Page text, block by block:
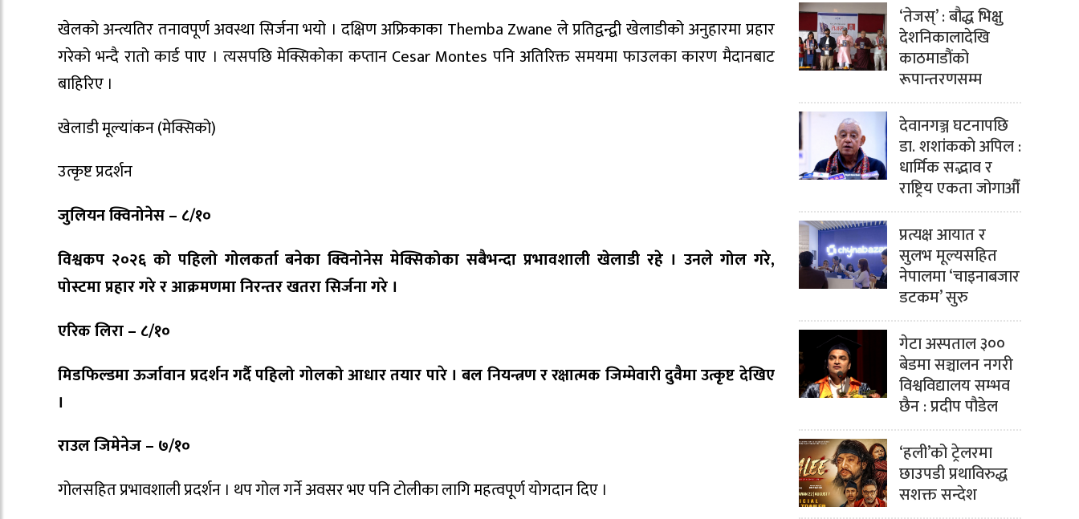
खेलको अन्त्यतिर तनावपूर्ण अवस्था सिर्जना भयो । दक्षिण अफ्रिकाका Themba Zwane ले प्रतिद्वन्द्वी खेलाडीको अनुहारमा प्रहार
गरेको भन्दै रातो कार्ड पाए । त्यसपछि मेक्सिकोका कप्तान Cesar Montes पनि अतिरिक्त समयमा फाउलका कारण मैदानबाट
बाहिरिए ।
खेलाडी मूल्यांकन (मेक्सिको)
उत्कृष्ट प्रदर्शन
जुलियन क्विनोनेस – ८/१०
विश्वकप २०२६ को पहिलो गोलकर्ता बनेका क्विनोनेस मेक्सिकोका सबैभन्दा प्रभावशाली खेलाडी रहे । उनले गोल गरे,
पोस्टमा प्रहार गरे र आक्रमणमा निरन्तर खतरा सिर्जना गरे ।
एरिक लिरा – ८/१०
मिडफिल्डमा ऊर्जावान प्रदर्शन गर्दै पहिलो गोलको आधार तयार पारे । बल नियन्त्रण र रक्षात्मक जिम्मेवारी दुवैमा उत्कृष्ट देखिए
।
राउल जिमेनेज – ७/१०
गोलसहित प्रभावशाली प्रदर्शन । थप गोल गर्ने अवसर भए पनि टोलीका लागि महत्वपूर्ण योगदान दिए ।
‘तेजस्’ : बौद्ध भिक्षु
देशनिकालादेखि
काठमाडौंको
रूपान्तरणसम्म
देवानगञ्ज घटनापछि
डा. शशांककाे अपिल :
धार्मिक सद्भाव र
राष्ट्रिय एकता जोगाऔँ
प्रत्यक्ष आयात र
सुलभ मूल्यसहित
नेपालमा ‘चाइनाबजार
डटकम’ सुरु
गेटा अस्पताल ३००
बेडमा सञ्चालन नगरी
विश्वविद्यालय सम्भव
छैन : प्रदीप पौडेल
‘हली’को ट्रेलरमा
छाउपडी प्रथाविरुद्ध
सशक्त सन्देश